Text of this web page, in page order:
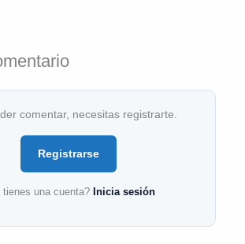
comentar, necesitas registrarte.
Registrarse
tienes una cuenta? Inicia sesión